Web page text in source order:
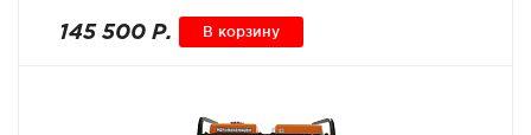
145 500 Р. В корзину